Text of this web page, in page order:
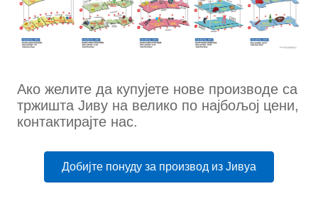
Ако желите да купујете нове производе са
тржишта Јиву на велико по најбољој цени,
контактирајте нас.
Добијте понуду за производ из Јивуа